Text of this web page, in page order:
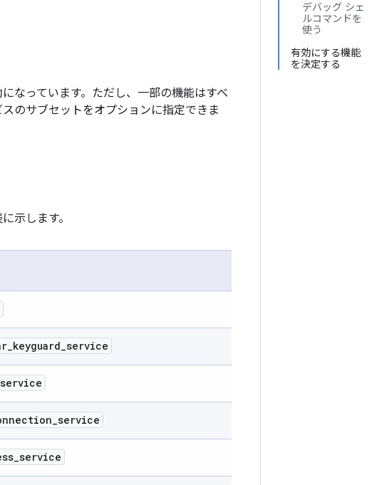
デバッグ シェ
ルコマンドを
使う
有効にする機能
を決定する
なっています。ただし、一部の機能はすべ
のサブセットをオプションに指定できま
示します。
_keyguard_service
service
_service
_service